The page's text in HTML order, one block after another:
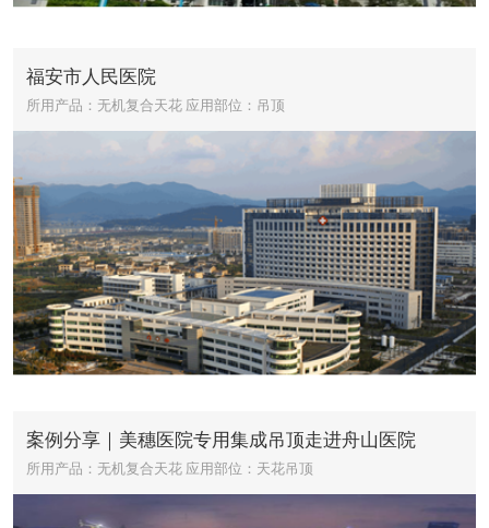
福安市人民医院
所用产品：无机复合天花 应用部位：吊顶
案例分享｜美穗医院专用集成吊顶走进舟山医院
所用产品：无机复合天花 应用部位：天花吊顶